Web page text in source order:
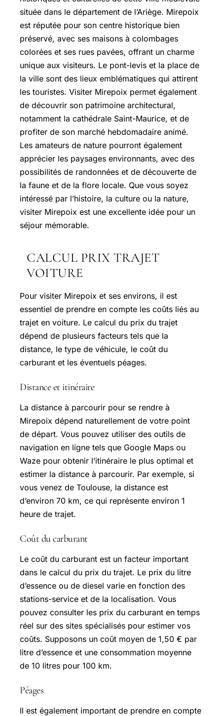
située dans le département de l’Ariège. Mirepoix
est réputée pour son centre historique bien
préservé, avec ses maisons à colombages
colorées et ses rues pavées, offrant un charme
unique aux visiteurs. Le pont-levis et la place de
la ville sont des lieux emblématiques qui attirent
les touristes. Visiter Mirepoix permet également
de découvrir son patrimoine architectural,
notamment la cathédrale Saint-Maurice, et de
profiter de son marché hebdomadaire animé.
Les amateurs de nature pourront également
apprécier les paysages environnants, avec des
possibilités de randonnées et de découverte de
la faune et de la flore locale. Que vous soyez
intéressé par l’histoire, la culture ou la nature,
visiter Mirepoix est une excellente idée pour un
séjour mémorable.
CALCUL PRIX TRAJET
VOITURE
Pour visiter Mirepoix et ses environs, il est
essentiel de prendre en compte les coûts liés au
trajet en voiture. Le calcul du prix du trajet
dépend de plusieurs facteurs tels que la
distance, le type de véhicule, le coût du
carburant et les éventuels péages.
Distance et itinéraire
La distance à parcourir pour se rendre à
Mirepoix dépend naturellement de votre point
de départ. Vous pouvez utiliser des outils de
navigation en ligne tels que Google Maps ou
Waze pour obtenir l’itinéraire le plus optimal et
estimer la distance à parcourir. Par exemple, si
vous venez de Toulouse, la distance est
d’environ 70 km, ce qui représente environ 1
heure de trajet.
Coût du carburant
Le coût du carburant est un facteur important
dans le calcul du prix du trajet. Le prix du litre
d’essence ou de diesel varie en fonction des
stations-service et de la localisation. Vous
pouvez consulter les prix du carburant en temps
réel sur des sites spécialisés pour estimer vos
coûts. Supposons un coût moyen de 1,50 € par
litre d’essence et une consommation moyenne
de 10 litres pour 100 km.
Péages
Il est également important de prendre en compte